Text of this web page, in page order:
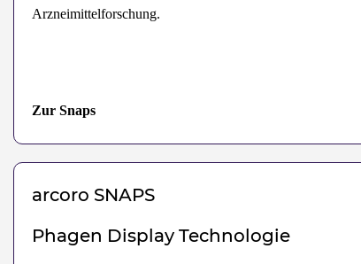
Arzneimittelforschung.
Zur Snaps
arcoro SNAPS
Phagen Display Technologie